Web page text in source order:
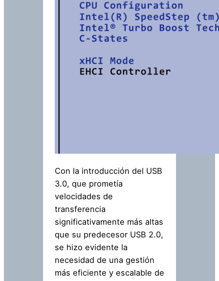
Con la introducción del USB
3.0, que prometía
velocidades de
transferencia
significativamente más altas
que su predecesor USB 2.0,
se hizo evidente la
necesidad de una gestión
más eficiente y escalable de